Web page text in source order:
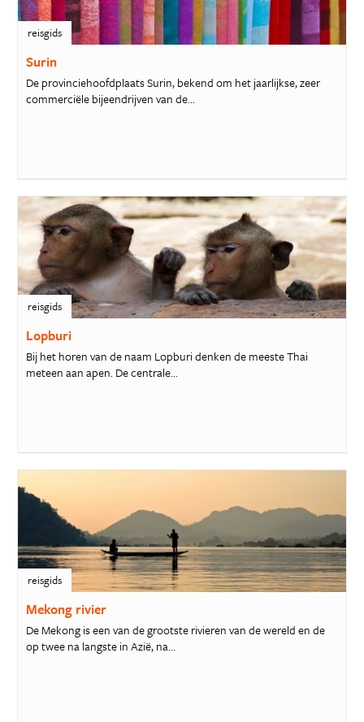
reisgids
Surin
De provinciehoofdplaats Surin, bekend om het jaarlijkse, zeer
commerciële bijeendrijven van de...
reisgids
Lopburi
Bij het horen van de naam Lopburi denken de meeste Thai
meteen aan apen. De centrale...
reisgids
Mekong rivier
De Mekong is een van de grootste rivieren van de wereld en de
op twee na langste in Azië, na...